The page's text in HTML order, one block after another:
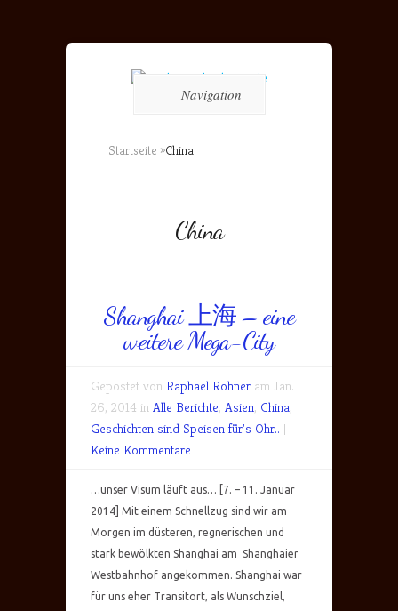
Navigation
Startseite »China
China
Shanghai 上海 – eine
weitere Mega-City
Gepostet von Raphael Rohner am Jan.
26, 2014 in Alle Berichte, Asien, China,
Geschichten sind Speisen für's Ohr.. |
Keine Kommentare
…unser Visum läuft aus… [7. – 11. Januar
2014] Mit einem Schnellzug sind wir am
Morgen im düsteren, regnerischen und
stark bewölkten Shanghai am Shanghaier
Westbahnhof angekommen. Shanghai war
für uns eher Transitort, als Wunschziel,